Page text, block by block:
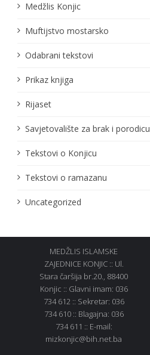
Medžlis Konjic
Muftijstvo mostarsko
Odabrani tekstovi
Prikaz knjiga
Rijaset
Savjetovalište za brak i porodicu
Tekstovi o Konjicu
Tekstovi o ramazanu
Uncategorized
MEDŽLIS ISLAMSKE
ZAJEDNICE KONJIC :: Ul.
Stara čaršija br.20., 88400
Konjic :: Glavni imam: 036
734 612 :: Sekretar: 036
734 610 :: Blagajna: 036
734 611 :: E-mail:
mizkonjic@bih.net.ba